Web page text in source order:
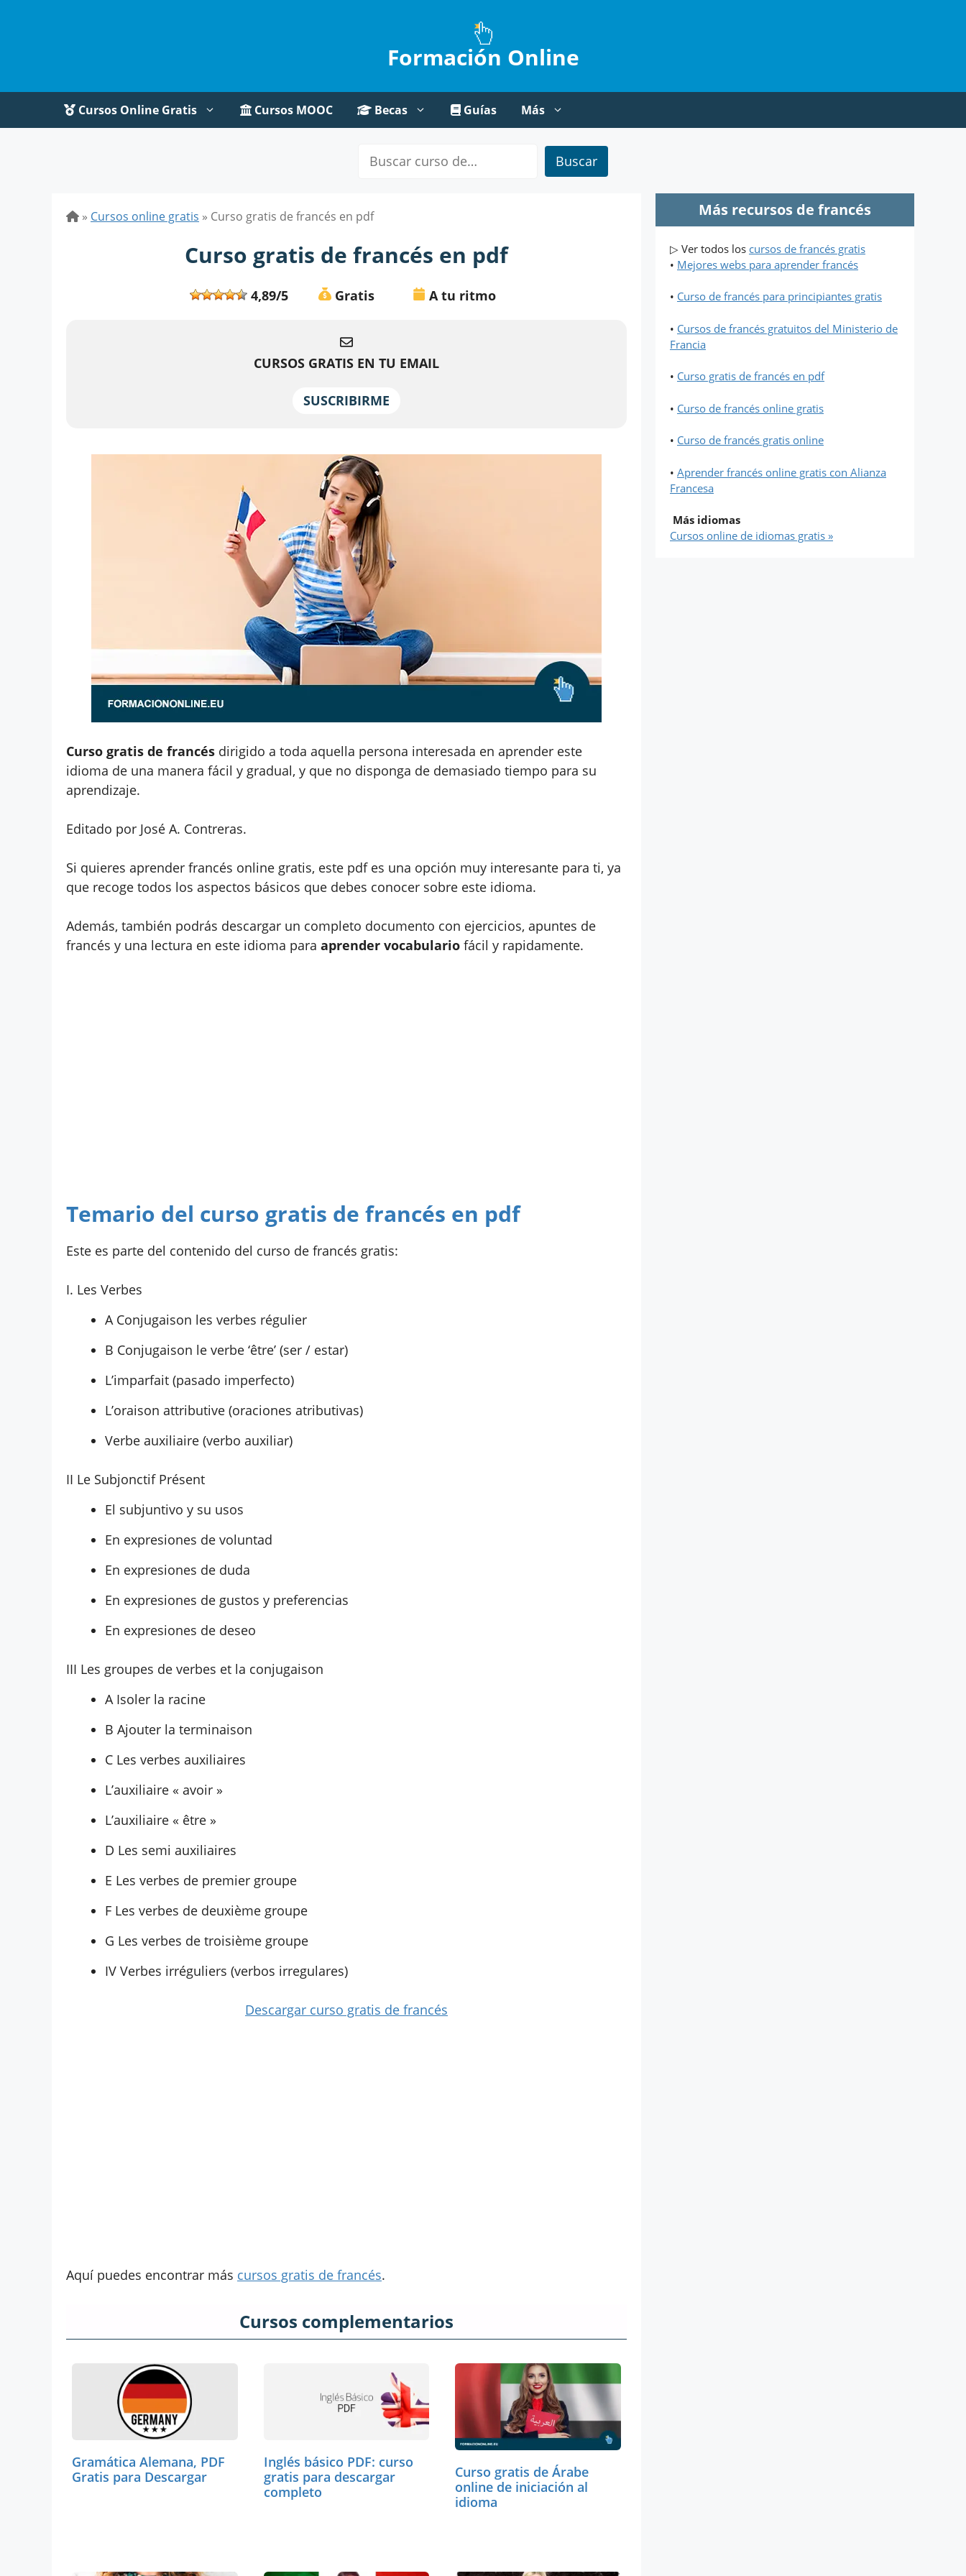
Formación Online
Cursos Online Gratis Cursos MOOC Becas Guías Más
Buscar
» Cursos online gratis » Curso gratis de francés en pdf
Curso gratis de francés en pdf
4,89/5 Gratis A tu ritmo
CURSOS GRATIS EN TU EMAIL
SUSCRIBIRME
Curso gratis de francés dirigido a toda aquella persona interesada en aprender este
idioma de una manera fácil y gradual, y que no disponga de demasiado tiempo para su
aprendizaje.
Editado por José A. Contreras.
Si quieres aprender francés online gratis, este pdf es una opción muy interesante para ti, ya
que recoge todos los aspectos básicos que debes conocer sobre este idioma.
Además, también podrás descargar un completo documento con ejercicios, apuntes de
francés y una lectura en este idioma para aprender vocabulario fácil y rapidamente.
Temario del curso gratis de francés en pdf
Este es parte del contenido del curso de francés gratis:
I. Les Verbes
A Conjugaison les verbes régulier
B Conjugaison le verbe ‘être’ (ser / estar)
L’imparfait (pasado imperfecto)
L’oraison attributive (oraciones atributivas)
Verbe auxiliaire (verbo auxiliar)
II Le Subjonctif Présent
El subjuntivo y su usos
En expresiones de voluntad
En expresiones de duda
En expresiones de gustos y preferencias
En expresiones de deseo
III Les groupes de verbes et la conjugaison
A Isoler la racine
B Ajouter la terminaison
C Les verbes auxiliaires
L’auxiliaire « avoir »
L’auxiliaire « être »
D Les semi auxiliaires
E Les verbes de premier groupe
F Les verbes de deuxième groupe
G Les verbes de troisième groupe
IV Verbes irréguliers (verbos irregulares)
Descargar curso gratis de francés
Aquí puedes encontrar más cursos gratis de francés.
Cursos complementarios
Gramática Alemana, PDF
Gratis para Descargar
Inglés básico PDF: curso
gratis para descargar
completo
Curso gratis de Árabe
online de iniciación al
idioma
Más recursos de francés
▷ Ver todos los cursos de francés gratis
• Mejores webs para aprender francés
• Curso de francés para principiantes gratis
• Cursos de francés gratuitos del Ministerio de
Francia
• Curso gratis de francés en pdf
• Curso de francés online gratis
• Curso de francés gratis online
• Aprender francés online gratis con Alianza
Francesa
Más idiomas
Cursos online de idiomas gratis »